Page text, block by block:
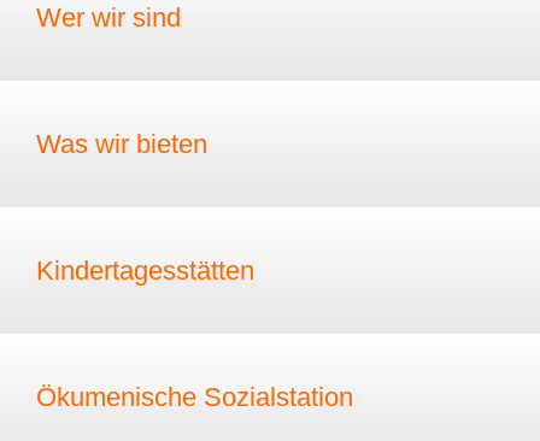
Wer wir sind
Was wir bieten
Kindertagesstätten
Ökumenische Sozialstation